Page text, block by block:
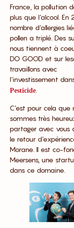
France, la pollution
plus que l’alcool. En
nombre d’allergies
pollen a triplé. Des
nous tiennent à
DO GOOD et sur
travaillons avec
l’investissement
Pesticide
C’est pour cela que
sommes très
partager avec vous
le retour
Morane. Il est co-
Meersens, une
dans ce domaine.